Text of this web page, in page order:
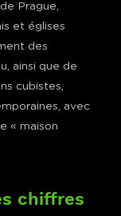
Prague,
et églises
des
ainsi que de
cubistes,
avec
« maison
chiffres